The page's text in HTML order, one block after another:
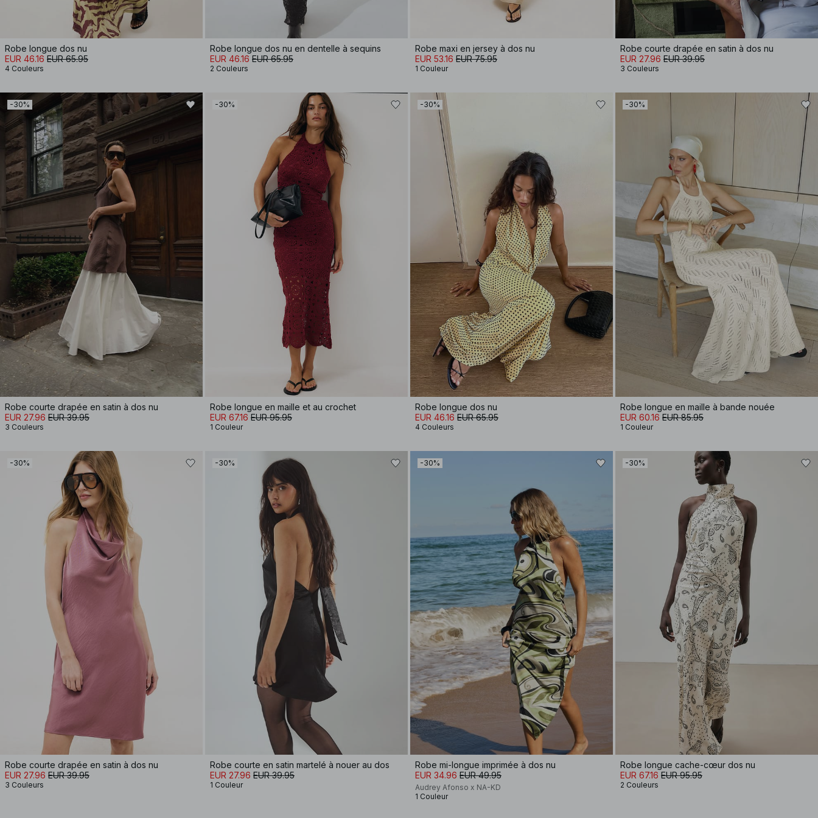
Robe longue dos nu
EUR 46.16 EUR 65.95
4 Couleurs
Robe longue dos nu en dentelle à sequins
EUR 46.16 EUR 65.95
2 Couleurs
Robe maxi en jersey à dos nu
EUR 53.16 EUR 75.95
1 Couleur
Robe courte drapée en satin à dos nu
EUR 27.96 EUR 39.95
3 Couleurs
-30%
Robe courte drapée en satin à dos nu
EUR 27.96 EUR 39.95
3 Couleurs
-30%
Robe longue en maille et au crochet
EUR 67.16 EUR 95.95
1 Couleur
-30%
Robe longue dos nu
EUR 46.16 EUR 65.95
4 Couleurs
-30%
Robe longue en maille à bande nouée
EUR 60.16 EUR 85.95
1 Couleur
-30%
Robe courte drapée en satin à dos nu
EUR 27.96 EUR 39.95
3 Couleurs
-30%
Robe courte en satin martelé à nouer au dos
EUR 27.96 EUR 39.95
1 Couleur
-30%
Robe mi-longue imprimée à dos nu
EUR 34.96 EUR 49.95
Audrey Afonso x NA-KD
1 Couleur
-30%
Robe longue cache-cœur dos nu
EUR 67.16 EUR 95.95
2 Couleurs